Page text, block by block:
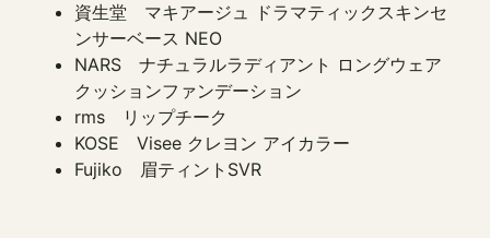
資生堂 マキアージュ ドラマティックスキンセ
ンサーベース NEO
NARS ナチュラルラディアント ロングウェア
クッションファンデーション
rms リップチーク
KOSE Visee クレヨン アイカラー
Fujiko 眉ティントSVR